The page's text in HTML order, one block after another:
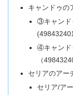
キャンドゥの
③キャンド
④キャンド
（
セリアのアー
セリア/ア